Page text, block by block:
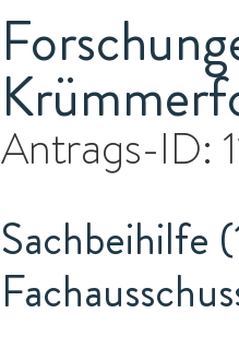
Antrags-ID:
Sachbeihilfe